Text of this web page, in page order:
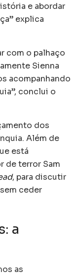
e abordar
explica
com o palhaço
Sienna
acompanhando
conclui o
dos
Além de
está
de terror Sam
, para discutir
ceder
a
as